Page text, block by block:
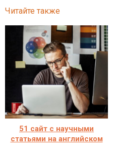
Читайте также
51 сайт с научными
статьями на английском